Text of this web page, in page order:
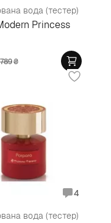
вода (тестер)
Princess
₴
4
вода (тестер)